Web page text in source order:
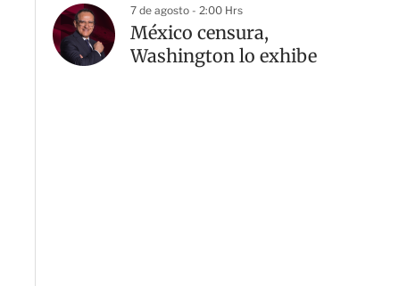
7 de agosto - 2:00 Hrs
México censura,
Washington lo exhibe